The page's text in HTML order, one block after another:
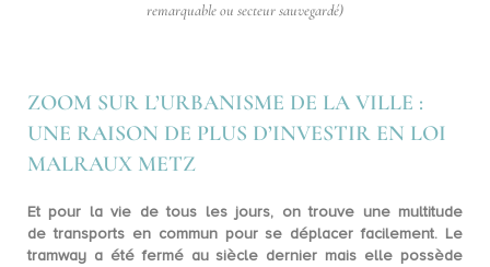
remarquable ou secteur sauvegardé)
ZOOM SUR L’URBANISME DE LA VILLE :
UNE RAISON DE PLUS D’INVESTIR EN LOI
MALRAUX METZ
Et pour la vie de tous les jours, on trouve une multitude
detransports en communpour se déplacer facilement. Le
tramway a été fermé au siècle dernier mais elle possède